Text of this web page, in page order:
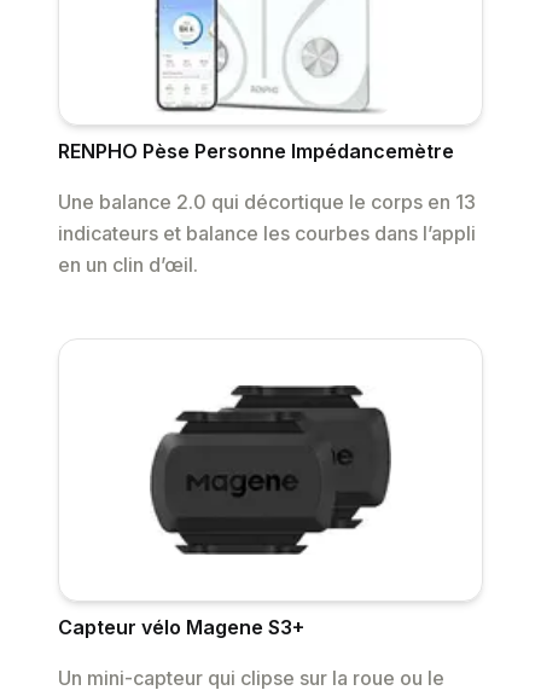
RENPHO Pèse Personne Impédancemètre
Une balance 2.0 qui décortique le corps en 13
indicateurs et balance les courbes dans l’appli
en un clin d’œil.
Capteur vélo Magene S3+
Un mini-capteur qui clipse sur la roue ou le